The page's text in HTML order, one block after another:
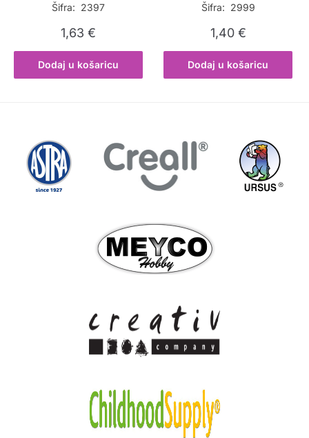
Šifra: 2397
1,63€
Dodaj u košaricu
Šifra: 2999
1,40 €
Dodaj u košaricu